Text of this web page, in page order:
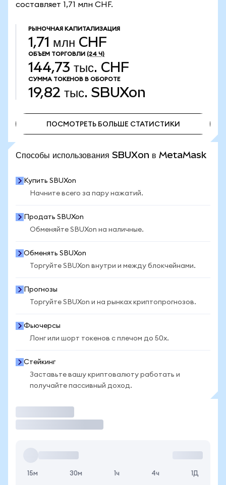
составляет 1,71 млн CHF.
РЫНОЧНАЯ КАПИТАЛИЗАЦИЯ
1,71 млн CHF
ОБЪЕМ ТОРГОВЛИ (24 Ч)
144,73 тыс. CHF
СУММА ТОКЕНОВ В ОБОРОТЕ
19,82 тыс. SBUXon
ПОСМОТРЕТЬ БОЛЬШЕ СТАТИСТИКИ
Способы использования SBUXon в MetaMask
Купить SBUXon
Начните всего за пару нажатий.
Продать SBUXon
Обменяйте SBUXon на наличные.
Обменять SBUXon
Торгуйте SBUXon внутри и между блокчейнами.
Прогнозы
Торгуйте SBUXon и на рынках криптопрогнозов.
Фьючерсы
Лонг или шорт токенов с плечом до 50x.
Стейкинг
Заставьте вашу криптовалюту работать и
получайте пассивный доход.
15м 30м 1ч 4ч 1Д